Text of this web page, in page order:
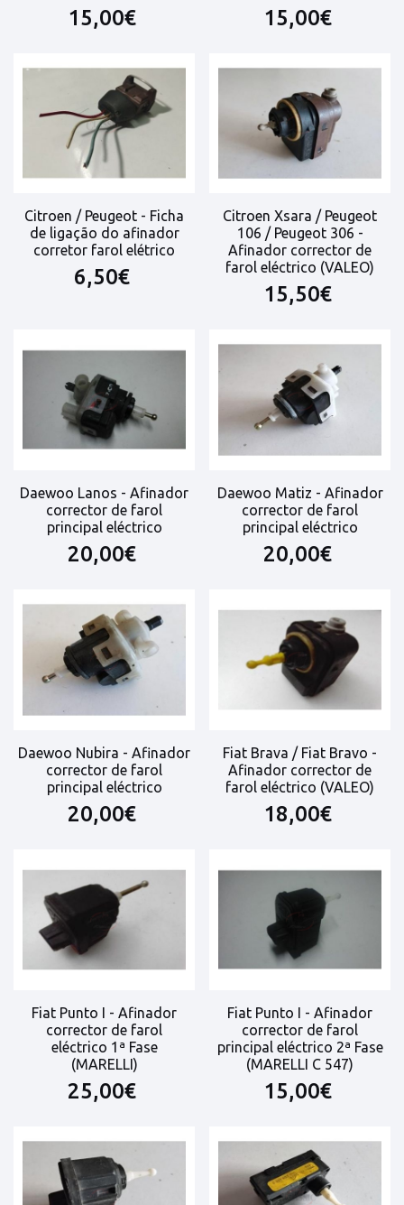
15,00€ 15,00€
Citroen / Peugeot - Ficha
de ligação do afinador
corretor farol elétrico
6,50€
Citroen Xsara / Peugeot
106 / Peugeot 306 -
Afinador corrector de
farol eléctrico (VALEO)
15,50€
Daewoo Lanos - Afinador
corrector de farol
principal eléctrico
20,00€
Daewoo Matiz - Afinador
corrector de farol
principal eléctrico
20,00€
Daewoo Nubira - Afinador
corrector de farol
principal eléctrico
20,00€
Fiat Brava / Fiat Bravo -
Afinador corrector de
farol eléctrico (VALEO)
18,00€
Fiat Punto I - Afinador
corrector de farol
eléctrico 1ª Fase
(MARELLI)
25,00€
Fiat Punto I - Afinador
corrector de farol
principal eléctrico 2ª Fase
(MARELLI C 547)
15,00€